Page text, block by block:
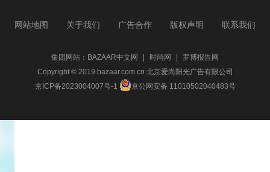
网站地图 关于我们 广告合作 版权声明 联系我们
集团网站： BAZAAR中文网 时尚网
罗博报告网
Copyright © 2019 bazaar.com.cn 北京爱尚阳光广告有限公司
京ICP备2023004007号-1
京公网安备 11010502040483号